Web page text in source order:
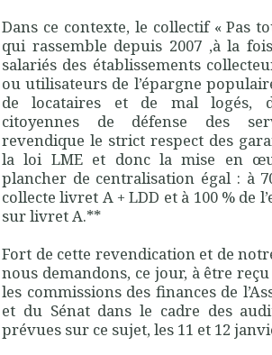
Dans ce contexte, le collectif « Pas
qui rassemble depuis 2007 ,à la
salariés des établissements
ou utilisateurs de l’épargne
de locataires et de mal logés,
citoyennes de défense des
revendique le strict respect des
la loi LME et donc la mise en
plancher de centralisation égal : à
collecte livret A + LDD et à 100 % de
sur livret A.**
Fort de cette revendication et de
nous demandons, ce jour, à être
les commissions des finances de
et du Sénat dans le cadre des
prévues sur ce sujet, les 11 et 12